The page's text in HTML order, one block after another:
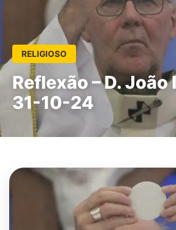
RELIGIOSO
Reflexão – D. João
31-10-24